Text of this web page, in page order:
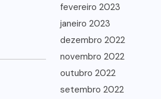
fevereiro 2023
janeiro 2023
dezembro 2022
novembro 2022
outubro 2022
setembro 2022